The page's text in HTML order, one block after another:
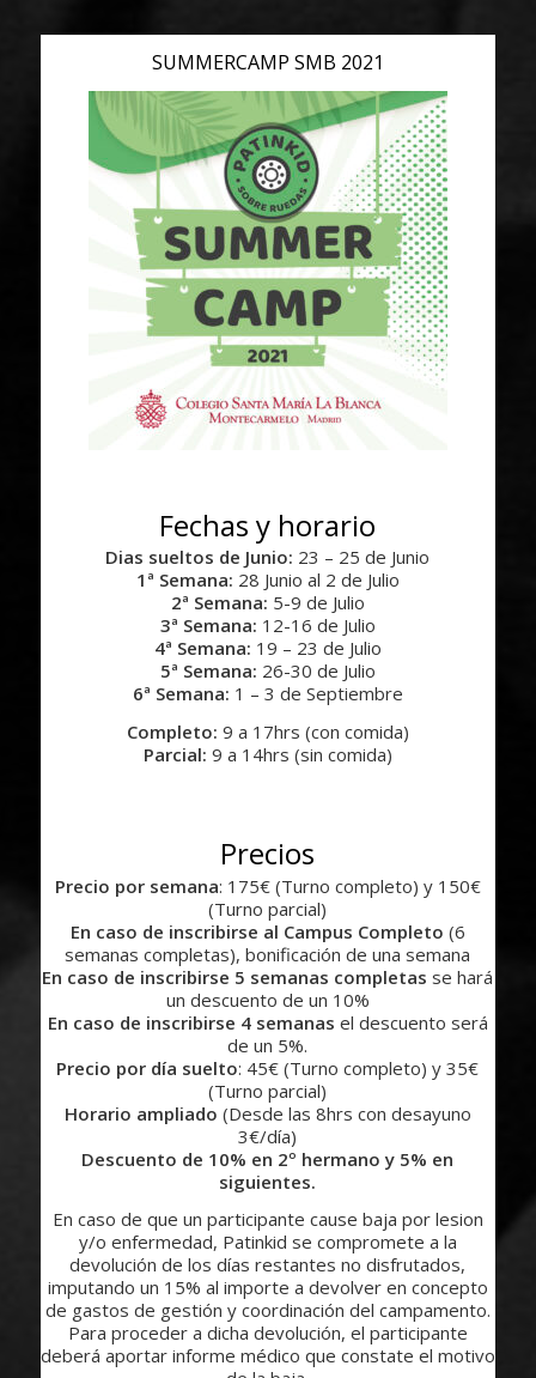
SUMMERCAMP SMB 2021
Fechas y horario
Dias sueltos de Junio: 23 – 25 de Junio
1ª Semana: 28 Junio al 2 de Julio
2ª Semana: 5-9 de Julio
3ª Semana: 12-16 de Julio
4ª Semana: 19 – 23 de Julio
5ª Semana: 26-30 de Julio
6ª Semana: 1 – 3 de Septiembre
Completo: 9 a 17hrs (con comida)
Parcial: 9 a 14hrs (sin comida)
Precios
Precio por semana: 175€ (Turno completo) y 150€
(Turno parcial)
En caso de inscribirse al Campus Completo (6
semanas completas), bonificación de una semana
En caso de inscribirse 5 semanas completasse hará
un descuento de un 10%
En caso de inscribirse 4 semanas el descuento será
de un 5%.
Precio por día suelto: 45€ (Turno completo) y 35€
(Turno parcial)
Horario ampliado (Desde las 8hrs con desayuno
3€/día)
Descuento de 10% en 2º hermano y 5% en
siguientes.
En caso de que un participante cause baja por lesion
y/o enfermedad, Patinkid se compromete a la
devolución de los días restantes no disfrutados,
imputando un 15% al importe a devolver en concepto
de gastos de gestión y coordinación del campamento.
Para proceder a dicha devolución, el participante
deberá aportar informe médico que constate el motivo